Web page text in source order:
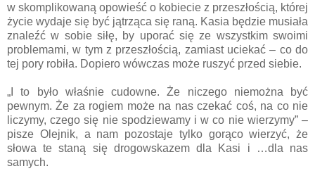
w skomplikowaną opowieść o kobiecie z przeszłością, której
życie wydaje się być jątrząca się raną. Kasia będzie musiała
znaleźć w sobie siłę, by uporać się ze wszystkim swoimi
problemami, w tym z przeszłością, zamiast uciekać – co do
tej pory robiła. Dopiero wówczas może ruszyć przed siebie.
„I to było właśnie cudowne. Że niczego niemożna być
pewnym. Że za rogiem może na nas czekać coś, na co nie
liczymy, czego się nie spodziewamy i w co nie wierzymy” –
pisze Olejnik, a nam pozostaje tylko gorąco wierzyć, że
słowa te staną się drogowskazem dla Kasi i …dla nas
samych.